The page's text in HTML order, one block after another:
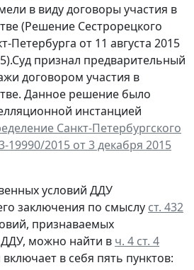
в виду договоры участия в
(Решение Сестрорецкого
Петербурга от 11 августа 2015
признал предварительный
договором участия в
Данное решение было
инстанцией
Санкт-Петербургского
19990/2015 от 3 декабря 2015
условий ДДУ
заключения по смыслу ст. 432
признаваемых
можно найти в ч. 4 ст. 4
в себя пять пунктов: